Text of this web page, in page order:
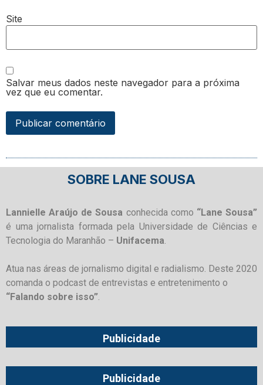
Site
Salvar meus dados neste navegador para a próxima
vez que eu comentar.
SOBRE LANE SOUSA
Lannielle Araújo de Sousa conhecida como “Lane Sousa”
é uma jornalista formada pela Universidade de Ciências e
Tecnologia do Maranhão – Unifacema.
Atua nas áreas de jornalismo digital e radialismo. Deste 2020
comanda o podcast de entrevistas e entretenimento o
“Falando sobre isso”.
Publicidade
Publicidade